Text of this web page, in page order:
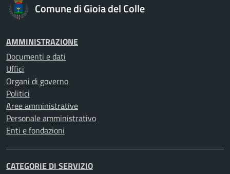
Comune di Gioia del Colle
AMMINISTRAZIONE
Documenti e dati
Uffici
Organi di governo
Politici
Aree amministrative
Personale amministrativo
Enti e fondazioni
CATEGORIE DI SERVIZIO